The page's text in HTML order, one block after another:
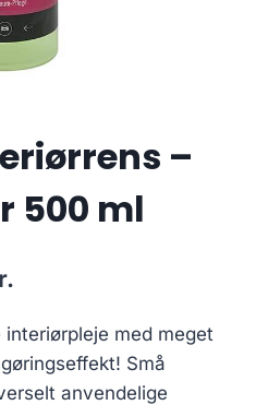
–
500 ml
pris
er:
med meget
Små
anvendelige